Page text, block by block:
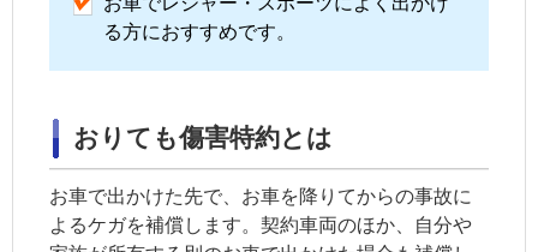
る方におすすめです。
おりても傷害特約とは
お車で出かけた先で、お車を降りてからの事故に
よるケガを補償します。契約車両のほか、自分や